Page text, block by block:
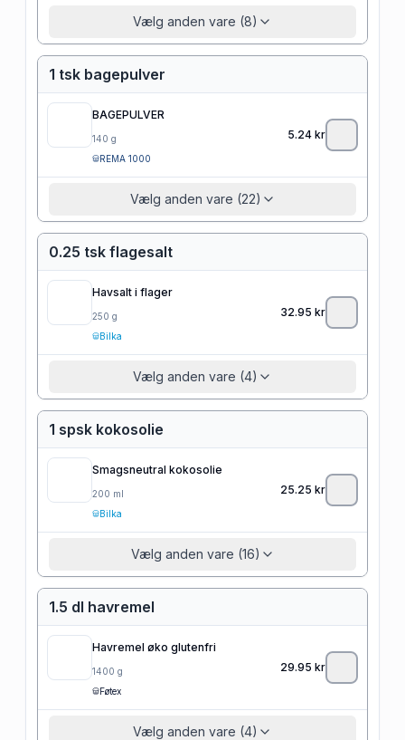
Vælg anden vare (8)
1 tsk bagepulver
BAGEPULVER
140 g
REMA 1000
5.24 kr
Vælg anden vare (22)
0.25 tsk flagesalt
Havsalt i flager
250 g
Bilka
32.95 kr
Vælg anden vare (4)
1 spsk kokosolie
Smagsneutral kokosolie
200 ml
Bilka
25.25 kr
Vælg anden vare (16)
1.5 dl havremel
Havremel øko glutenfri
1400 g
Føtex
29.95 kr
Vælg anden vare (4)